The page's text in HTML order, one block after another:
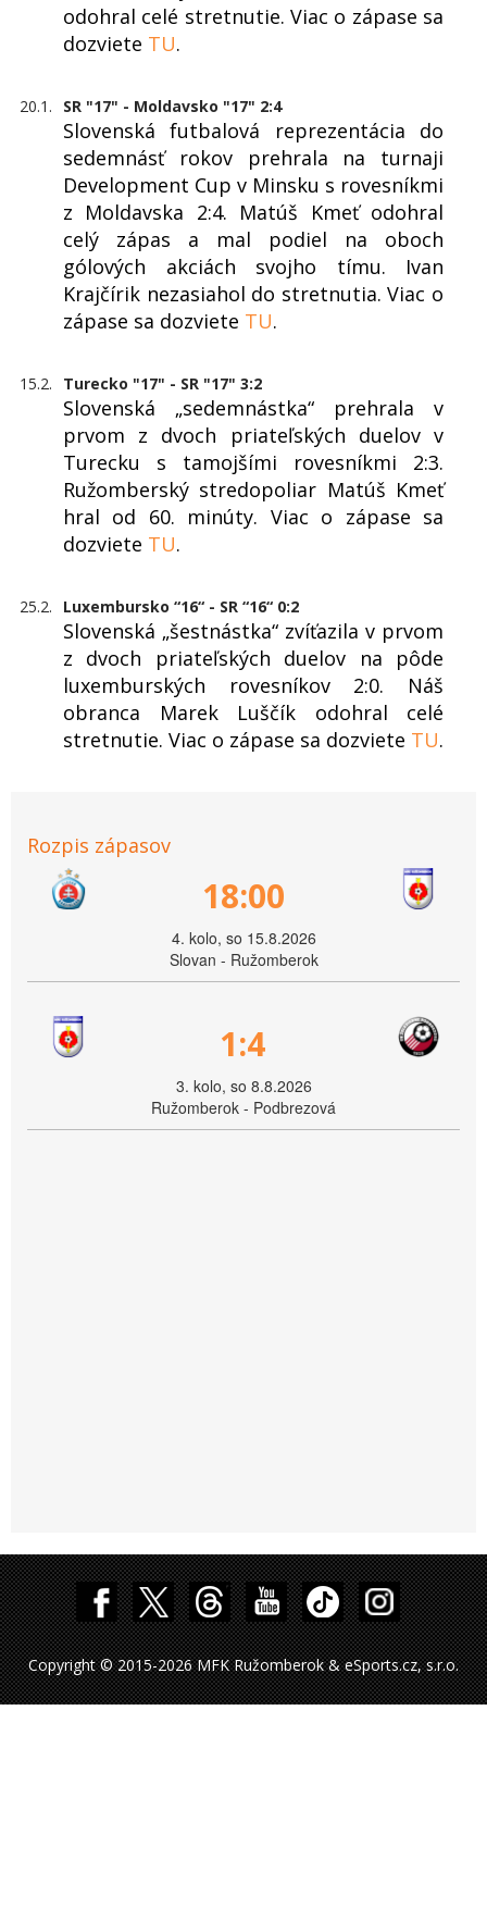
odohral celé stretnutie. Viac o zápase sa
dozviete TU.
20.1. SR "17" - Moldavsko "17" 2:4
Slovenská futbalová reprezentácia do
sedemnásť rokov prehrala na turnaji
Development Cup v Minsku s rovesníkmi
z Moldavska 2:4. Matúš Kmeť odohral
celý zápas a mal podiel na oboch
gólových akciách svojho tímu. Ivan
Krajčírik nezasiahol do stretnutia. Viac o
zápase sa dozviete TU.
15.2. Turecko "17" - SR "17" 3:2
Slovenská „sedemnástka“ prehrala v
prvom z dvoch priateľských duelov v
Turecku s tamojšími rovesníkmi 2:3.
Ružomberský stredopoliar Matúš Kmeť
hral od 60. minúty. Viac o zápase sa
dozviete TU.
25.2. Luxembursko “16“ - SR “16“ 0:2
Slovenská „šestnástka“ zvíťazila v prvom
z dvoch priateľských duelov na pôde
luxemburských rovesníkov 2:0. Náš
obranca Marek Luščík odohral celé
stretnutie. Viac o zápase sa dozviete TU.
Rozpis zápasov
18:00
4. kolo, so 15.8.2026
Slovan - Ružomberok
1:4
3. kolo, so 8.8.2026
Ružomberok - Podbrezová
Copyright © 2015-2026 MFK Ružomberok & eSports.cz, s.r.o.